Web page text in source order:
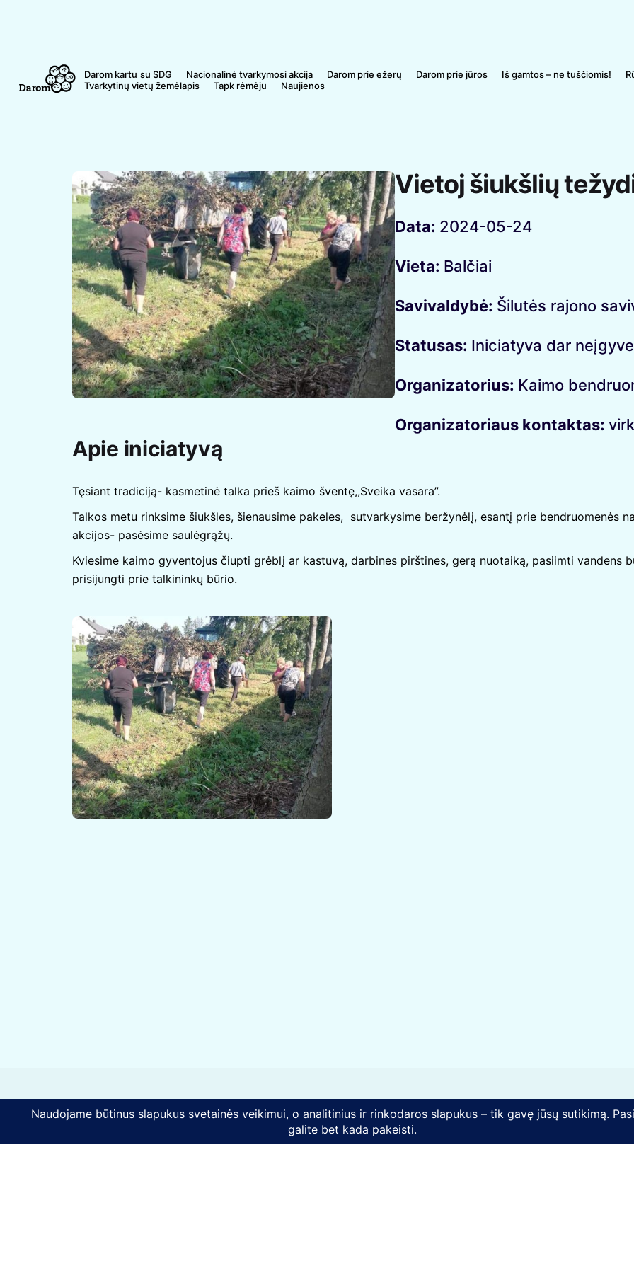
Darom kartu Nacionalinė tvarkymosi akcija Darom prie ežerų Darom prie jūros Iš gamtos – ne tuščiomis!
Tvarkytinų vietų žemėlapis
Tapk rėmėju Naujienos
Vietoj šiukšlių
Data: 2024-05-24
Vieta: Balčiai
Savivaldybė: Šilutės rajono
Statusas: Iniciatyva dar
Organizatorius: Kaimo
Organizatoriaus kontaktas:
Apie iniciatyvą
Tęsiant tradiciją- kasmetinė talka prieš kaimo šventę,,Sveika vasara”.
Talkos metu rinksime šiukšles, šienausime pakeles, sutvarkysime beržynėlį, esantį prie bendruomenės
akcijos- pasėsime saulėgrąžų.
Kviesime kaimo gyventojus čiupti grėblį ar kastuvą, darbines pirštines, gerą nuotaiką, pasiimti vandens
prisijungti prie talkininkų būrio.